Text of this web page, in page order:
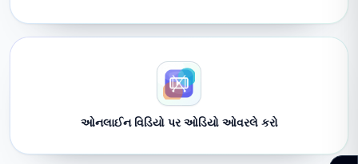
ઓનલાઈન વિડિયો પર ઓડિયો ઓવરલે કરો